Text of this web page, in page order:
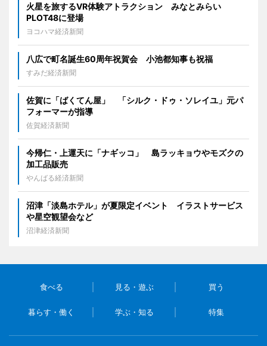
火星を旅するVR体験アトラクション みなとみらい
PLOT48に登場
ヨコハマ経済新聞
八広で町名誕生60周年祝賀会 小池都知事も祝福
すみだ経済新聞
佐賀に「ばくてん屋」 「シルク・ドゥ・ソレイユ」元パ
フォーマーが指導
佐賀経済新聞
今帰仁・上運天に「ナギッコ」 島ラッキョウやモズクの
加工品販売
やんばる経済新聞
沼津「淡島ホテル」が夏限定イベント イラストサービス
や星空観望会など
沼津経済新聞
食べる 見る・遊ぶ 買う
暮らす・働く 学ぶ・知る 特集